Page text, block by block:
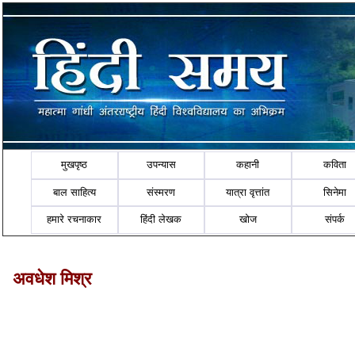
मुखपृष्ठ उपन्यास कहानी कविता
बाल साहित्य संस्मरण यात्रा वृत्तांत सिनेमा
हमारे रचनाकार हिंदी लेखक खोज संपर्क
अवधेश मिश्र